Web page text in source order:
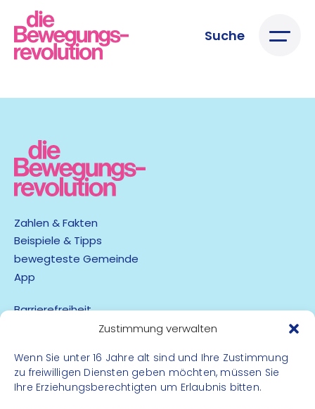
Zustimmung verwalten
Wenn Sie unter 16 Jahre alt sind und Ihre Zustimmung
zu freiwilligen Diensten geben möchten, müssen Sie
Ihre Erziehungsberechtigten um Erlaubnis bitten.
Suche
Zahlen & Fakten
Beispiele & Tipps
bewegteste Gemeinde
App
Barrierefreiheit
Kontakt